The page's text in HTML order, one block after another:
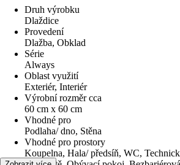
Druh výrobku
Dlaždice
Provedení
Dlažba, Obklad
Série
Always
Oblast využití
Exteriér, Interiér
Výrobní rozměr cca
60 cm x 60 cm
Vhodné pro
Podlaha/ dno, Stěna
Vhodné pro prostory
Koupelna, Hala/ předsíň, WC,